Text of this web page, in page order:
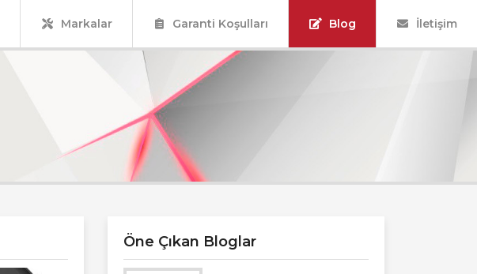
Markalar Garanti Koşulları Blog İletişim
Öne Çıkan Bloglar